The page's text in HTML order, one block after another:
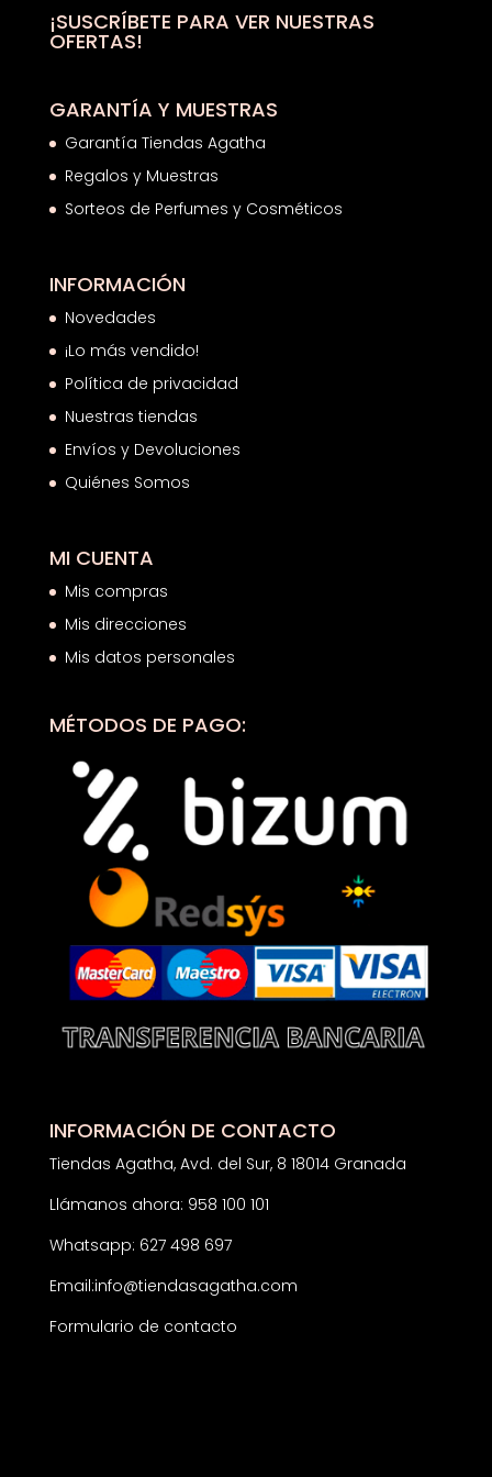
¡SUSCRÍBETE PARA VER NUESTRAS
OFERTAS!
GARANTÍA Y MUESTRAS
Garantía Tiendas Agatha
Regalos y Muestras
Sorteos de Perfumes y Cosméticos
INFORMACIÓN
Novedades
¡Lo más vendido!
Política de privacidad
Nuestras tiendas
Envíos y Devoluciones
Quiénes Somos
MI CUENTA
Mis compras
Mis direcciones
Mis datos personales
MÉTODOS DE PAGO:
INFORMACIÓN DE CONTACTO
Tiendas Agatha, Avd. del Sur, 8 18014 Granada
Llámanos ahora: 958 100 101
Whatsapp: 627 498 697
Email:info@tiendasagatha.com
Formulario de contacto